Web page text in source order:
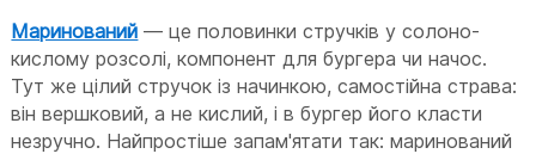
Маринований — це половинки стручків у солоно-
кислому розсолі, компонент для бургера чи начос.
Тут же цілий стручок із начинкою, самостійна страва:
він вершковий, а не кислий, і в бургер його класти
незручно. Найпростіше запам'ятати так: маринований